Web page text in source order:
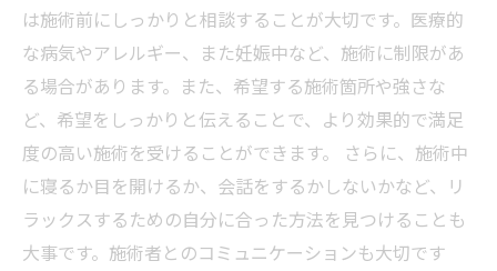
は施術前にしっかりと相談することが大切です。医療的
な病気やアレルギー、また妊娠中など、施術に制限があ
る場合があります。また、希望する施術箇所や強さな
ど、希望をしっかりと伝えることで、より効果的で満足
度の高い施術を受けることができます。 さらに、施術中
に寝るか目を開けるか、会話をするかしないかなど、リ
ラックスするための自分に合った方法を見つけることも
大事です。施術者とのコミュニケーションも大切です